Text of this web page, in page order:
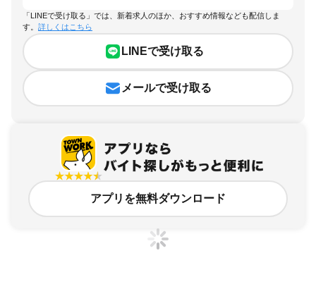
「LINEで受け取る」では、新着求人のほか、おすすめ情報なども配信しま
す。 詳しくはこちら
LINEで受け取る
メールで受け取る
アプリを無料ダウンロード